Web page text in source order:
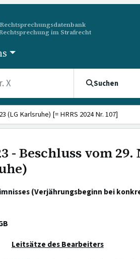
im Strafrecht
Suchen
(LG Karlsruhe) [= HRRS 2024 Nr. 107]
- Beschluss vom
(Verjährungsbeginn bei
Leitsätze des Bearbeiters